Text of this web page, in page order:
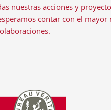
nuestras acciones y
contar con el mayor